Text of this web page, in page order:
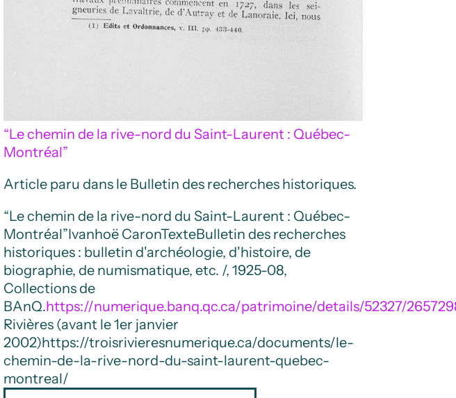
“Le chemin de la rive-nord du Saint-Laurent : Québec-
Montréal”
Article paru dans le Bulletin des recherches historiques.
“Le chemin de la rive-nord du Saint-Laurent : Québec-
Montréal”Ivanhoë CaronTexteBulletin des recherches
historiques : bulletin d'archéologie, d'histoire, de
biographie, de numismatique, etc. /, 1925-08,
Collections de
BAnQ.https://numerique.banq.qc.ca/patrimoine/details/52327/
Rivières (avant le 1er janvier
2002)https://troisrivieresnumerique.ca/documents/le-
chemin-de-la-rive-nord-du-saint-laurent-quebec-
montreal/